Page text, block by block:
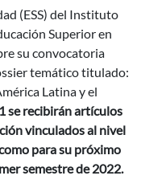
(ESS) del Instituto
Superior en
su convocatoria
temático titulado:
Latina y el
se recibirán artículos
vinculados al nivel
para su próximo
semestre de 2022.